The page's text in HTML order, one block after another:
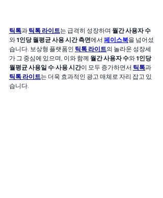
틱톡과 틱톡 라이트는 급격히 성장하며 월간 사용자 수
와 1인당 월평균 사용 시간 측면에서 페이스북을 넘어섰
습니다. 보상형 플랫폼인 틱톡 라이트의 놀라운 성장세
가 그 중심에 있으며, 이와 함께 월간 사용자 수와 1인당
월평균 사용일 수·사용 시간이 모두 증가하면서 틱톡과
틱톡 라이트는 더욱 효과적인 광고 매체로 자리 잡고 있
습니다.